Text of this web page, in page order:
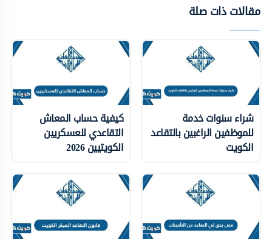
مقالات ذات صلة
شراء سنوات خدمة
للموظفين الراغبين بالتقاعد
الكويت
كيفية حساب المعاش
التقاعدي للعسكريين
الكويتيين 2026